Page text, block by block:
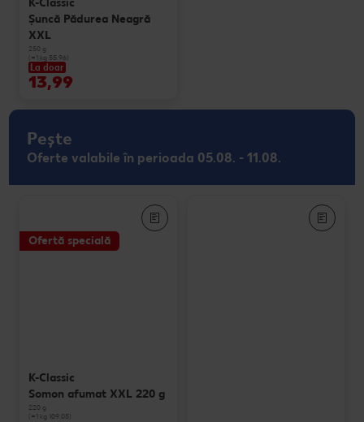
Şuncă Pădurea Neagră
XXL
250 g
(=1 kg 55.96)
La doar
13,99
Pește
Oferte valabile în perioada 05.08. - 11.08.
Ofertă specială
K-Classic
Somon afumat XXL 220 g
220 g
(=1 kg 109.05)